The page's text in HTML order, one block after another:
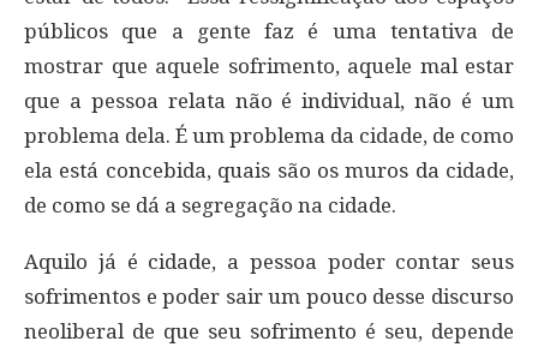
públicos que a gente faz é uma tentativa de
mostrar que aquele sofrimento, aquele mal estar
que a pessoa relata não é individual, não é um
problema dela. É um problema da cidade, de como
ela está concebida, quais são os muros da cidade,
de como se dá a segregação na cidade.
Aquilo já é cidade, a pessoa poder contar seus
sofrimentos e poder sair um pouco desse discurso
neoliberal de que seu sofrimento é seu, depende